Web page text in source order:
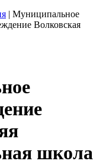
| Муниципальное
Волковcкая
школа